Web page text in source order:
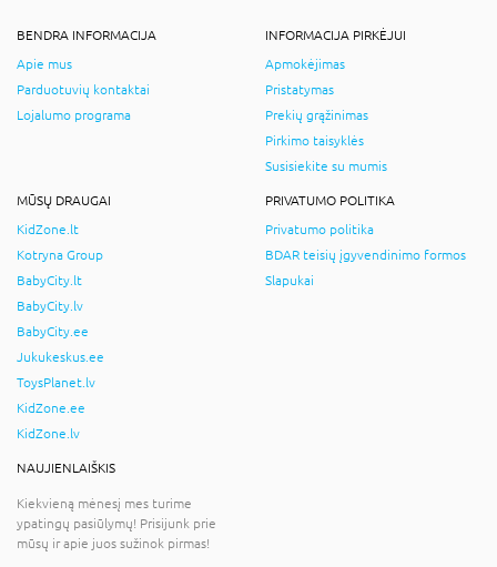
BENDRA INFORMACIJA
Apie mus
Parduotuvių kontaktai
Lojalumo programa
INFORMACIJA PIRKĖJUI
Apmokėjimas
Pristatymas
Prekių grąžinimas
Pirkimo taisyklės
Susisiekite su mumis
MŪSŲ DRAUGAI
KidZone.lt
Kotryna Group
BabyCity.lt
BabyCity.lv
BabyCity.ee
Jukukeskus.ee
ToysPlanet.lv
KidZone.ee
KidZone.lv
PRIVATUMO POLITIKA
Privatumo politika
BDAR teisių įgyvendinimo formos
Slapukai
NAUJIENLAIŠKIS
Kiekvieną mėnesį mes turime
ypatingų pasiūlymų! Prisijunk prie
mūsų ir apie juos sužinok pirmas!